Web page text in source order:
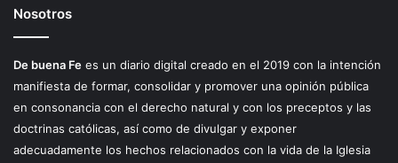
Nosotros
De buena Fe es un diario digital creado en el 2019 con la intención
manifiesta de formar, consolidar y promover una opinión pública
en consonancia con el derecho natural y con los preceptos y las
doctrinas católicas, así como de divulgar y exponer
adecuadamente los hechos relacionados con la vida de la Iglesia